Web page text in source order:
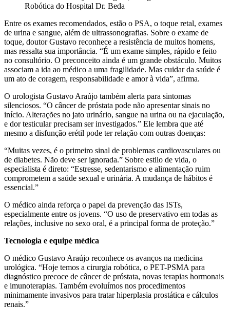
Robótica do Hospital Dr. Beda
Entre os exames recomendados, estão o PSA, o toque retal, exames
de urina e sangue, além de ultrassonografias. Sobre o exame de
toque, doutor Gustavo reconhece a resistência de muitos homens,
mas ressalta sua importância. “É um exame simples, rápido e feito
no consultório. O preconceito ainda é um grande obstáculo. Muitos
associam a ida ao médico a uma fragilidade. Mas cuidar da saúde é
um ato de coragem, responsabilidade e amor à vida”, afirma.
O urologista Gustavo Araújo também alerta para sintomas
silenciosos. “O câncer de próstata pode não apresentar sinais no
início. Alterações no jato urinário, sangue na urina ou na ejaculação,
e dor testicular precisam ser investigados.” Ele lembra que até
mesmo a disfunção erétil pode ter relação com outras doenças:
“Muitas vezes, é o primeiro sinal de problemas cardiovasculares ou
de diabetes. Não deve ser ignorada.” Sobre estilo de vida, o
especialista é direto: “Estresse, sedentarismo e alimentação ruim
comprometem a saúde sexual e urinária. A mudança de hábitos é
essencial.”
O médico ainda reforça o papel da prevenção das ISTs,
especialmente entre os jovens. “O uso de preservativo em todas as
relações, inclusive no sexo oral, é a principal forma de proteção.”
Tecnologia e equipe médica
O médico Gustavo Araújo reconhece os avanços na medicina
urológica. “Hoje temos a cirurgia robótica, o PET-PSMA para
diagnóstico precoce de câncer de próstata, novas terapias hormonais
e imunoterapias. Também evoluímos nos procedimentos
minimamente invasivos para tratar hiperplasia prostática e cálculos
renais.”